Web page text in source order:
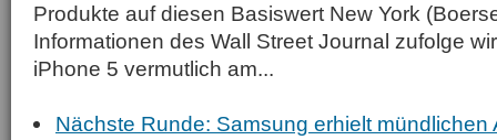
Produkte auf diesen Basiswert New York
Informationen des Wall Street Journal zufolge
iPhone 5 vermutlich am...
Nächste Runde: Samsung erhielt mündlichen